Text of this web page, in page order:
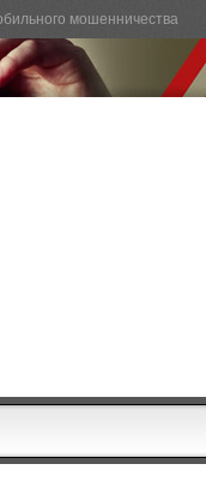
мошенничества